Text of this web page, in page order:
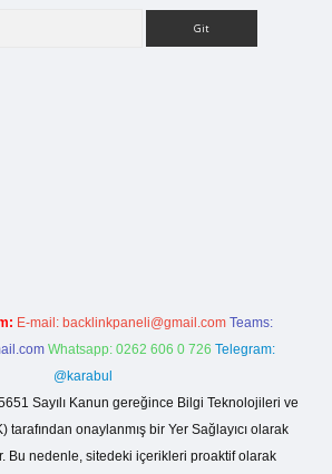
E-mail: backlinkpaneli@gmail.com Teams:
Whatsapp: 0262 606 0 726 Telegram:
@karabul
Sayılı Kanun gereğince Bilgi Teknolojileri ve
tarafından onaylanmış bir Yer Sağlayıcı olarak
Bu nedenle, sitedeki içerikleri proaktif olarak